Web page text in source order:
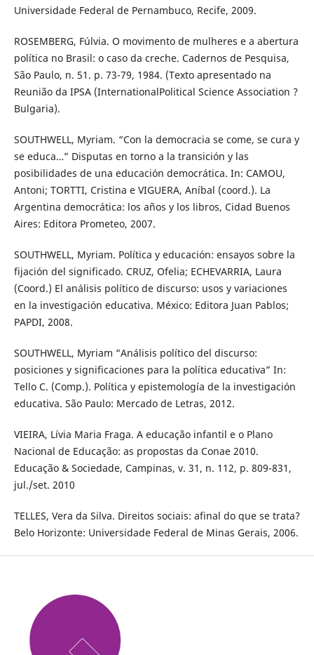
Universidade Federal de Pernambuco, Recife, 2009.
ROSEMBERG, Fúlvia. O movimento de mulheres e a abertura
política no Brasil: o caso da creche. Cadernos de Pesquisa,
São Paulo, n. 51. p. 73-79, 1984. (Texto apresentado na
Reunião da IPSA (InternationalPolitical Science Association ?
Bulgaria).
SOUTHWELL, Myriam. “Con la democracia se come, se cura y
se educa…” Disputas en torno a la transición y las
posibilidades de una educación democrática. In: CAMOU,
Antoni; TORTTI, Cristina e VIGUERA, Aníbal (coord.). La
Argentina democrática: los años y los libros, Cidad Buenos
Aires: Editora Prometeo, 2007.
SOUTHWELL, Myriam. Política y educación: ensayos sobre la
fijación del significado. CRUZ, Ofelia; ECHEVARRIA, Laura
(Coord.) El análisis político de discurso: usos y variaciones
en la investigación educativa. México: Editora Juan Pablos;
PAPDI, 2008.
SOUTHWELL, Myriam “Análisis político del discurso:
posiciones y significaciones para la política educativa” In:
Tello C. (Comp.). Política y epistemología de la investigación
educativa. São Paulo: Mercado de Letras, 2012.
VIEIRA, Lívia Maria Fraga. A educação infantil e o Plano
Nacional de Educação: as propostas da Conae 2010.
Educação & Sociedade, Campinas, v. 31, n. 112, p. 809-831,
jul./set. 2010
TELLES, Vera da Silva. Direitos sociais: afinal do que se trata?
Belo Horizonte: Universidade Federal de Minas Gerais, 2006.